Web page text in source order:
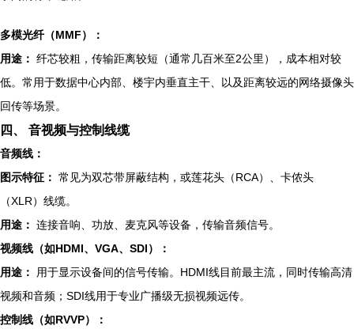
多模光纤（MMF）：
用途： 纤芯较粗，传输距离较短（通常几百米至2公里），成本相对较
低。常用于数据中心内部、楼宇内垂直主干、以及距离较远的网络摄像头
回传等场景。
四、 音视频与控制线缆
音频线：
图示特征： 常见为双芯带屏蔽结构，或莲花头（RCA）、卡侬头
（XLR）线缆。
用途： 连接音响、功放、麦克风等设备，传输音频信号。
视频线（如HDMI、VGA、SDI）：
用途：
用于显示设备间的信号传输。HDMI线目前最主流，同时传输高清
视频和音频；SDI线用于专业广播级无损视频远传。
控制线（如RVVP）：